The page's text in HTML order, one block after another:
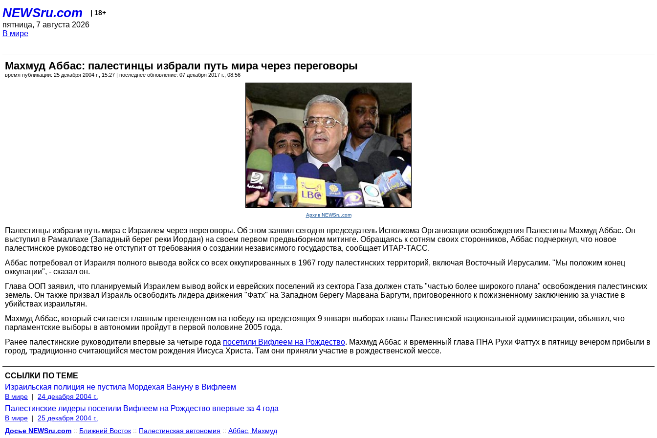
NEWSru.com | 18+
пятница, 7 августа 2026
В мире
Махмуд Аббас: палестинцы избрали путь мира через переговоры
время публикации: 25 декабря 2004 г., 15:27 | последнее обновление: 07 декабря 2017 г., 08:56
Архив NEWSru.com
Палестинцы избрали путь мира с Израилем через переговоры. Об этом заявил сегодня председатель Исполкома Организации освобождения Палестины Махмуд Аббас. Он
выступил в Рамаллахе (Западный берег реки Иордан) на своем первом предвыборном митинге. Обращаясь к сотням своих сторонников, Аббас подчеркнул, что новое
палестинское руководство не отступит от требования о создании независимого государства, сообщает ИТАР-ТАСС.
Аббас потребовал от Израиля полного вывода войск со всех оккупированных в 1967 году палестинских территорий, включая Восточный Иерусалим. "Мы положим конец
оккупации", - сказал он.
Глава ООП заявил, что планируемый Израилем вывод войск и еврейских поселений из сектора Газа должен стать "частью более широкого плана" освобождения палестинских
земель. Он также призвал Израиль освободить лидера движения "Фатх" на Западном берегу Марвана Баргути, приговоренного к пожизненному заключению за участие в
убийствах израильтян.
Махмуд Аббас, который считается главным претендентом на победу на предстоящих 9 января выборах главы Палестинской национальной администрации, объявил, что
парламентские выборы в автономии пройдут в первой половине 2005 года.
Ранее палестинские руководители впервые за четыре года посетили Вифлеем на Рождество. Махмуд Аббас и временный глава ПНА Рухи Фаттух в пятницу вечером прибыли в
город, традиционно считающийся местом рождения Иисуса Христа. Там они приняли участие в рождественской мессе.
ССЫЛКИ ПО ТЕМЕ
Израильская полиция не пустила Мордехая Вануну в Вифлеем
В мире | 24 декабря 2004 г.,
Палестинские лидеры посетили Вифлеем на Рождество впервые за 4 года
В мире |
25 декабря 2004 г.,
Досье NEWSru.com :: Ближний Восток :: Палестинская автономия :: Аббас, Махмуд